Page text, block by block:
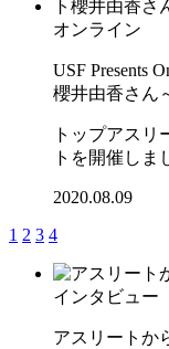
オンライン
USF Presents
櫻井由香さん
トップアス
トを開催しま
2020.08.09
1 2 3 4
インタビュー
アスリートか